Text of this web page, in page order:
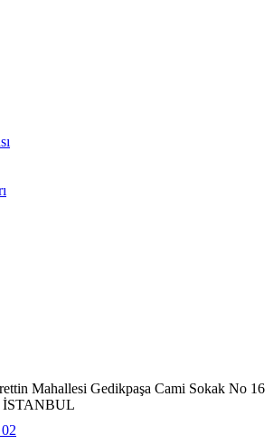
Mahallesi Gedikpaşa Cami Sokak No 16
İSTANBUL